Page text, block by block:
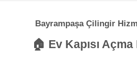
Bayrampaşa Çilingir
🏠 Ev Kapısı